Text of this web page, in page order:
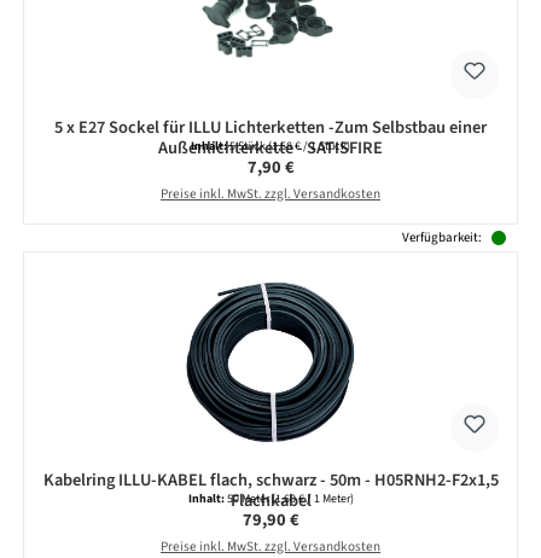
5 x E27 Sockel für ILLU Lichterketten -Zum Selbstbau einer
Außenlichterkette - SATISFIRE
Inhalt:5 Stück(1,58 € / 1 Stück)
Regulärer Preis:
7,90 €
Preise inkl. MwSt. zzgl. Versandkosten
Verfügbarkeit:
Kabelring ILLU-KABEL flach, schwarz - 50m - H05RNH2-F2x1,5
Flachkabel
Inhalt:50 Meter(1,60 € / 1 Meter)
Regulärer Preis:
79,90 €
Preise inkl. MwSt. zzgl. Versandkosten